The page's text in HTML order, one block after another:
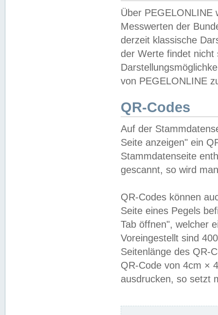
Über PEGELONLINE
Messwerten der
derzeit klassische
der Werte findet
von PEGELONLINE
QR-Codes
Auf der
Seite anzeigen" ein
Stammdatenseite
gescannt, so wird
QR-Codes können
Seite eines Pegels
Tab öffnen", welcher
Voreingestellt sind
Seitenlänge des QR-
QR-Code von 4cm ×
ausdrucken, so setzt